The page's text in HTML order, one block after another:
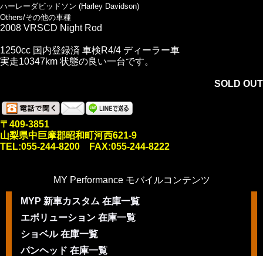
ハーレーダビッドソン (Harley Davidson)
Others/その他の車種
2008 VRSCD Night Rod
1250cc 国内登録済 車検R4/4 ディーラー車
実走10347km 状態の良い一台です。
SOLD OUT
〒409-3851
山梨県中巨摩郡昭和町河西621-9
TEL:055-244-8200 FAX:055-244-8222
MY Performance モバイルコンテンツ
MYP 新車カスタム 在庫一覧
エボリューション 在庫一覧
ショベル 在庫一覧
パンヘッド 在庫一覧